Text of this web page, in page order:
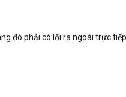
đó phải có lối ra ngoài trực